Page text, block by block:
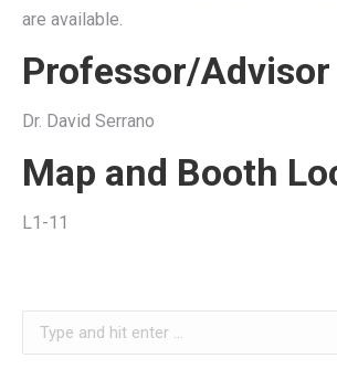
are available.
Professor/Advisor
Dr. David Serrano
Map and Booth
L1-11
Search: